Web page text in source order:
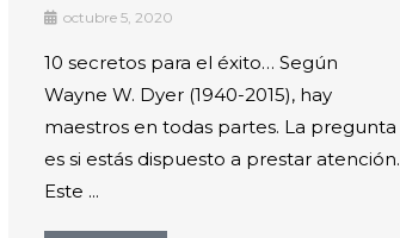
octubre 5, 2020
10 secretos para el éxito… Según
Wayne W. Dyer (1940-2015), hay
maestros en todas partes. La pregunta
es si estás dispuesto a prestar atención.
Este ...